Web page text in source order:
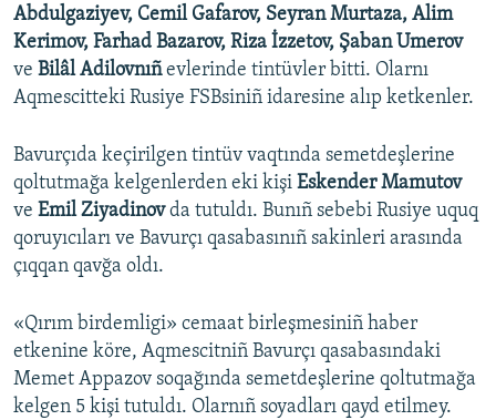
Abdulgaziyev, Cemil Gafarov, Seyran Murtaza, Alim
Kerimov, Farhad Bazarov, Riza İzzetov, Şaban Umerov
ve Bilâl Adilovnıñevlerinde tintüvler bitti. Olarnı
Aqmescitteki Rusiye FSBsiniñ idaresine alıp ketkenler.
Bavurçıda keçirilgen tintüv vaqtında semetdeşlerine
qoltutmağa kelgenlerden eki kişi Eskender Mamutov
ve Emil Ziyadinovda tutuldı. Bunıñ sebebi Rusiye uquq
qoruyıcıları ve Bavurçı qasabasınıñ sakinleri arasında
çıqqan qavğa oldı.
«Qırım birdemligi» cemaat birleşmesiniñ haber
etkenine köre, Aqmescitniñ Bavurçı qasabasındaki
Memet Appazov soqağında semetdeşlerine qoltutmağa
kelgen 5 kişi tutuldı. Olarnıñ soyadları qayd etilmey.